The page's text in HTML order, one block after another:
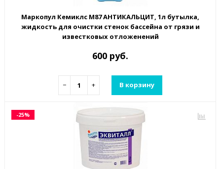
Маркопул Кемиклс М87 АНТИКАЛЬЦИТ, 1л бутылка,
жидкость для очистки стенок бассейна от грязи и
известковых отложенений
600 руб.
− + В корзину
-25%